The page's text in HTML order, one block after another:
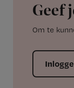
Geef
Om te